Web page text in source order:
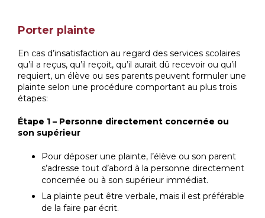
Porter plainte
En cas d’insatisfaction au regard des services scolaires
qu’il a reçus, qu’il reçoit, qu’il aurait dû recevoir ou qu’il
requiert, un élève ou ses parents peuvent formuler une
plainte selon une procédure comportant au plus trois
étapes:
Étape 1 – Personne directement concernée ou
son supérieur
Pour déposer une plainte, l’élève ou son parent
s’adresse tout d’abord à la personne directement
concernée ou à son supérieur immédiat.
La plainte peut être verbale, mais il est préférable
de la faire par écrit.